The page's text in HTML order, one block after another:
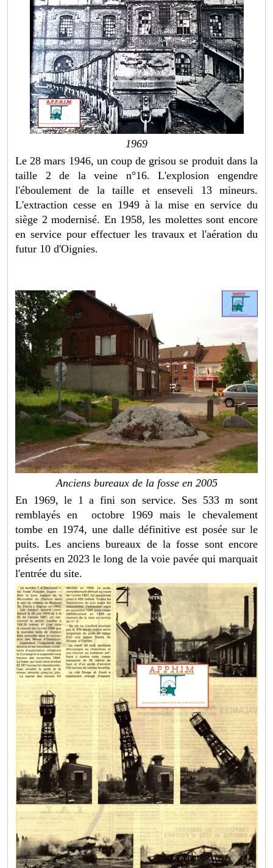
1969
Le 28 mars 1946, un coup de grisou se produit dans la
taille 2 de la veine n°16. L'explosion engendre
l'éboulement de la taille et enseveli 13 mineurs.
L'extraction cesse en 1949 à la mise en service du
siège 2 modernisé. En 1958, les molettes sont encore
en service pour effectuer les travaux et l'aération du
futur 10 d'Oignies.
Anciens bureaux de la fosse en 2005
En 1969, le 1 a fini son service. Ses 533 m sont
remblayés en octobre 1969 mais le chevalement
tombe en 1974, une dalle définitive est posée sur le
puits. Les anciens bureaux de la fosse sont encore
présents en 2023 le long de la voie pavée qui marquait
l'entrée du site.